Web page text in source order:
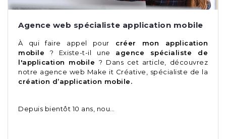
Agence web spécialiste application mobile
À qui faire appel pour créer mon application
mobile ? Existe-t-il une agence spécialiste de
l'application mobile ? Dans cet article, découvrez
notre agence web Make it Créative, spécialiste de la
création d’application mobile.
Depuis bientôt 10 ans, nou…